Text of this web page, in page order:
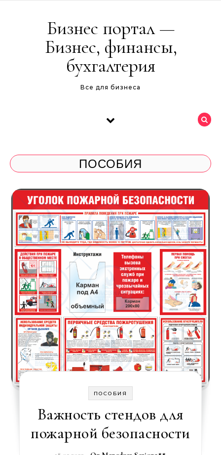
Бизнес портал —
Бизнес, финансы,
бухгалтерия
Все для бизнеса
ПОСОБИЯ
ПОСОБИЯ
Важность стендов для
пожарной безопасности